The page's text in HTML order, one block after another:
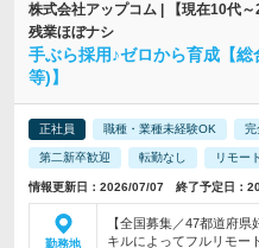
株式会社アップコム | 【現在10代
残業ほぼナシ
手ぶら採用♪ゼロから育成【
等)】
正社員 職種・業種未経験OK 完
第二新卒歓迎 転勤なし リモー
情報更新日：2026/07/07 終了予定日：
勤務地
【全国募集／47都道府
キルによってフルリモー